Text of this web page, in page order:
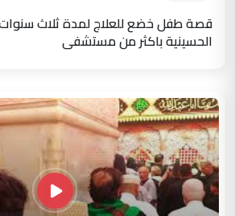
قصة طفل خضع للعلاج لمدة ثلاث
الحسينية باكثر من مستشفى